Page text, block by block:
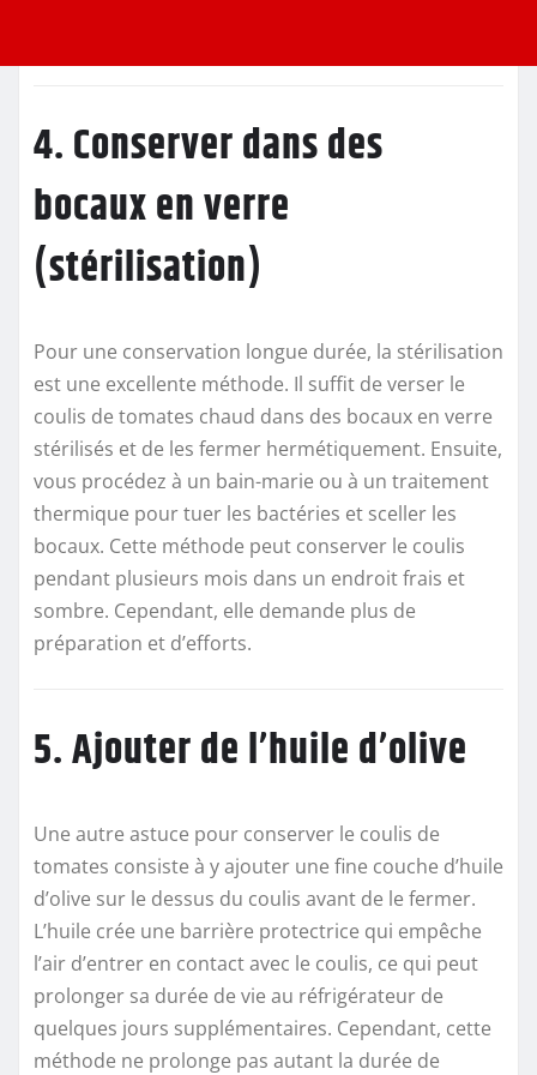
4. Conserver dans des
bocaux en verre
(stérilisation)
Pour une conservation longue durée, la stérilisation
est une excellente méthode. Il suffit de verser le
coulis de tomates chaud dans des bocaux en verre
stérilisés et de les fermer hermétiquement. Ensuite,
vous procédez à un bain-marie ou à un traitement
thermique pour tuer les bactéries et sceller les
bocaux. Cette méthode peut conserver le coulis
pendant plusieurs mois dans un endroit frais et
sombre. Cependant, elle demande plus de
préparation et d’efforts.
5. Ajouter de l’huile d’olive
Une autre astuce pour conserver le coulis de
tomates consiste à y ajouter une fine couche d’huile
d’olive sur le dessus du coulis avant de le fermer.
L’huile crée une barrière protectrice qui empêche
l’air d’entrer en contact avec le coulis, ce qui peut
prolonger sa durée de vie au réfrigérateur de
quelques jours supplémentaires. Cependant, cette
méthode ne prolonge pas autant la durée de